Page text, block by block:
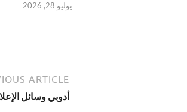
يوليو 28, 2026
ARTICLE
أدوبي وسائل الإعلام